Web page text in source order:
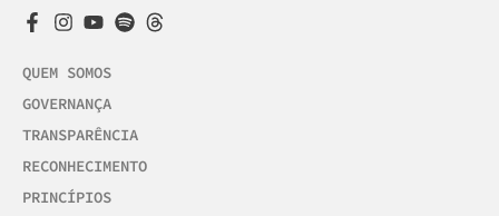
QUEM SOMOS
GOVERNANÇA
TRANSPARÊNCIA
RECONHECIMENTO
PRINCÍPIOS